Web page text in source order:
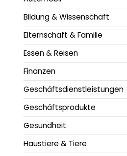
Bildung & Wissenschaft
Elternschaft & Familie
Essen & Reisen
Finanzen
Geschäftsdienstleistungen
Geschäftsprodukte
Gesundheit
Haustiere & Tiere